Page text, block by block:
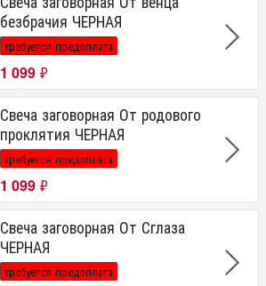
безбрачия ЧЕРНАЯ
требуется предоплата
1 099 ₽
Свеча заговорная От родового
проклятия ЧЕРНАЯ
требуется предоплата
1 099 ₽
Свеча заговорная От Сглаза
ЧЕРНАЯ
требуется предоплата